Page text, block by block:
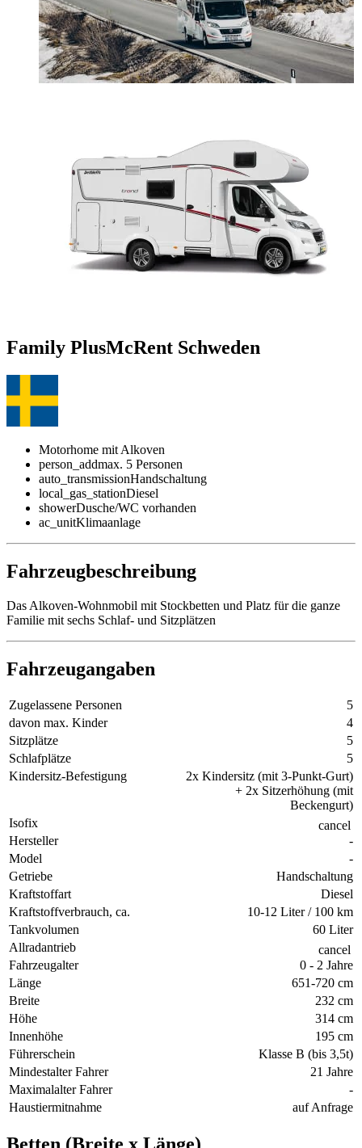
Family PlusMcRent Schweden
Motorhome mit Alkoven
person_addmax. 5 Personen
auto_transmissionHandschaltung
local_gas_stationDiesel
showerDusche/WC vorhanden
ac_unitKlimaanlage
Fahrzeugbeschreibung
Das Alkoven-Wohnmobil mit Stockbetten und Platz für die ganze
Familie mit sechs Schlaf- und Sitzplätzen
Fahrzeugangaben
Zugelassene Personen
5
davon max. Kinder
4
Sitzplätze
5
Schlafplätze
5
Kindersitz-Befestigung
2x Kindersitz (mit 3-Punkt-Gurt)
+ 2x Sitzerhöhung (mit
Beckengurt)
Isofix
cancel
Hersteller
-
Model
-
Getriebe
Handschaltung
Kraftstoffart
Diesel
Kraftstoffverbrauch, ca.
10-12 Liter / 100 km
Tankvolumen
60 Liter
Allradantrieb
cancel
Fahrzeugalter
0 - 2 Jahre
Länge
651-720 cm
Breite
232 cm
Höhe
314 cm
Innenhöhe
195 cm
Führerschein
Klasse B (bis 3,5t)
Mindestalter Fahrer
21 Jahre
Maximalalter Fahrer
-
Haustiermitnahme
auf Anfrage